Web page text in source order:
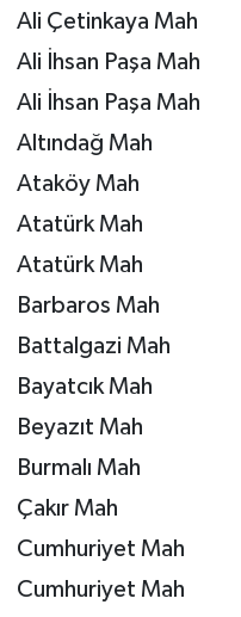
Ali Çetinkaya Mah
Ali İhsan Paşa Mah
Ali İhsan Paşa Mah
Altındağ Mah
Ataköy Mah
Atatürk Mah
Atatürk Mah
Barbaros Mah
Battalgazi Mah
Bayatcık Mah
Beyazıt Mah
Burmalı Mah
Çakır Mah
Cumhuriyet Mah
Cumhuriyet Mah